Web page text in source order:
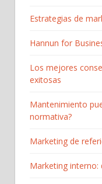
Estrategias de
Hannun for
Los mejores
exitosas
Mantenimiento
normativa?
Marketing de
Marketing